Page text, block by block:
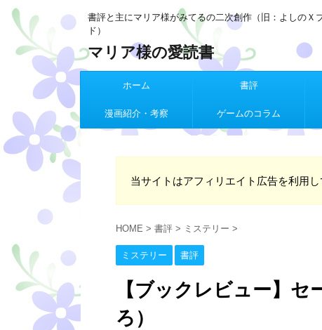
書評と主にマリア様がみてるの二次創作（旧：よしのＸ
ド）
マリア様の愛読書
ホーム 書評
漫画紹介・考察 ゲームのコラム
当サイトはアフィリエイト広告を利用
HOME > 書評 > ミステリー >
ミステリー 書評
【ブックレビュー】
ろ）